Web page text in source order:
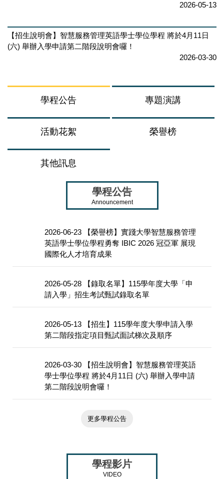
2026-05-13
【招生說明會】智慧服務管理英語學士學位學程 將於4月11日
(六) 舉辦入學申請第二階段說明會囉！
2026-03-30
學程公告 專題演講
活動花絮 榮譽榜
其他訊息
學程公告
Announcement
2026-06-23
【榮譽榜】實踐大學智慧服務管理
英語學士學位學程勇奪 IBIC 2026 冠亞軍 展現
國際化人才培育成果
2026-05-28
【錄取名單】115學年度大學「申
請入學」招生考試甄試錄取名單
2026-05-13
【招生】115學年度大學申請入學
第二階段指定項目甄試面試梯次及順序
2026-03-30
【招生說明會】智慧服務管理英語
學士學位學程 將於4月11日 (六) 舉辦入學申請
第二階段說明會囉！
更多學程公告
學程影片
VIDEO